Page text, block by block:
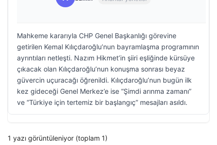
Mahkeme kararıyla CHP Genel Başkanlığı görevine
getirilen Kemal Kılıçdaroğlu’nun bayramlaşma programının
ayrıntıları netleşti. Nazım Hikmet’in şiiri eşliğinde kürsüye
çıkacak olan Kılıçdaroğlu’nun konuşma sonrası beyaz
güvercin uçuracağı öğrenildi. Kılıçdaroğlu’nun bugün ilk
kez gideceği Genel Merkez’e ise “Şimdi arınma zamanı”
ve “Türkiye için tertemiz bir başlangıç” mesajları asıldı.
1 yazı görüntüleniyor (toplam 1)